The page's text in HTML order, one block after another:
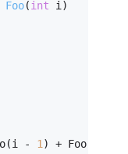
Foo(int i)
- 1) + Foo(i -